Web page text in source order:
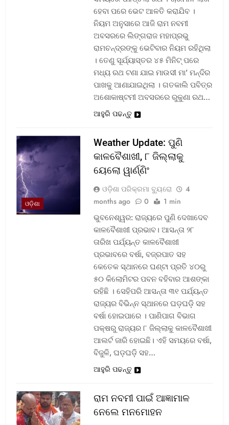
ହେବା ପରେ ଭେଟ ଆଳତି କରାଯିବ ।
ନିୟମ ଅନୁସାରେ ଆଜି ରାମ ନବମୀ
ଅବସରରେ ଲିଙ୍ଗରାଜ ମହାପ୍ରଭୁ
ରାମଚନ୍ଦ୍ରଙ୍କୁ ଭେଟିବାର ନିୟମ ରହିଥିଲା
। ତେଣୁ ସୂର୍ଯ୍ୟାସ୍ତର ୪୫ ମିନିଟ୍ ପରେ
ମଧ୍ୟ ରଥ ଟଣା ଯାଇ ମାଉସୀ ମା’ ମନ୍ଦିର
ପାଖକୁ ଆଣାଯାଇଥିଲା । ଗତକାଲି ପବିତ୍ର
ଅଶୋକାଷ୍ଟମୀ ଅବସରରେ ରୁକୁଣା ରଥ…
ଆହୁରି ପଢନ୍ତୁ
ଓଡ଼ିଶା
Weather Update: ପୁଣି
କାଳବୈଶାଖୀ, ୮ ଜିଲ୍ଲାକୁ
ୟେଲୋ ୱାର୍ଣ୍ଣିଂ
ଓଡ଼ିଶା ପରିକ୍ରମା ବ୍ୟୁରୋ
4
months ago
0 1 min
ଭୁବନେଶ୍ୱର: ରାଜ୍ୟରେ ପୁଣି ଦେଖାଦେବ
କାଳବୈଶାଖୀ ପ୍ରଭାବ। ଆସନ୍ତା ୨୮
ତାରିଖ ପର୍ଯ୍ୟନ୍ତ କାଳବୈଶାଖୀ
ପ୍ରଭାବରେ ବର୍ଷା, ବଜ୍ରପାତ ସହ
କେତେକ ସ୍ଥାନରେ ଘଣ୍ଟା ପ୍ରତି ୪୦ରୁ
୫୦ କିଲୋମିଟର ପବନ ବହିବାର ଆଶଙ୍କା
ରହିଛି । ସେହିପରି ଆସନ୍ତା ୩୧ ପର୍ଯ୍ୟନ୍ତ
ରାଜ୍ୟର ବିଭିନ୍ନ ସ୍ଥାନରେ ଘଡ଼ଘଡ଼ି ସହ
ବର୍ଷା ହୋଇପାରେ । ପାଣିପାଗ ବିଭାଗ
ପକ୍ଷରୁ ରାଜ୍ୟର ୮ ଜିଲ୍ଲାକୁ କାଳବୈଶାଖୀ
ଆଲର୍ଟ ଜାରି ହୋଇଛି। ଏହି ସମୟରେ ବର୍ଷା,
ବିଜୁଳି, ଘଡ଼ଘଡ଼ି ସହ…
ଆହୁରି ପଢନ୍ତୁ
ରାମ ନବମୀ ପାଇଁ ଆଜ୍ଞାମାଳ
ନେଲେ ମନମୋହନ